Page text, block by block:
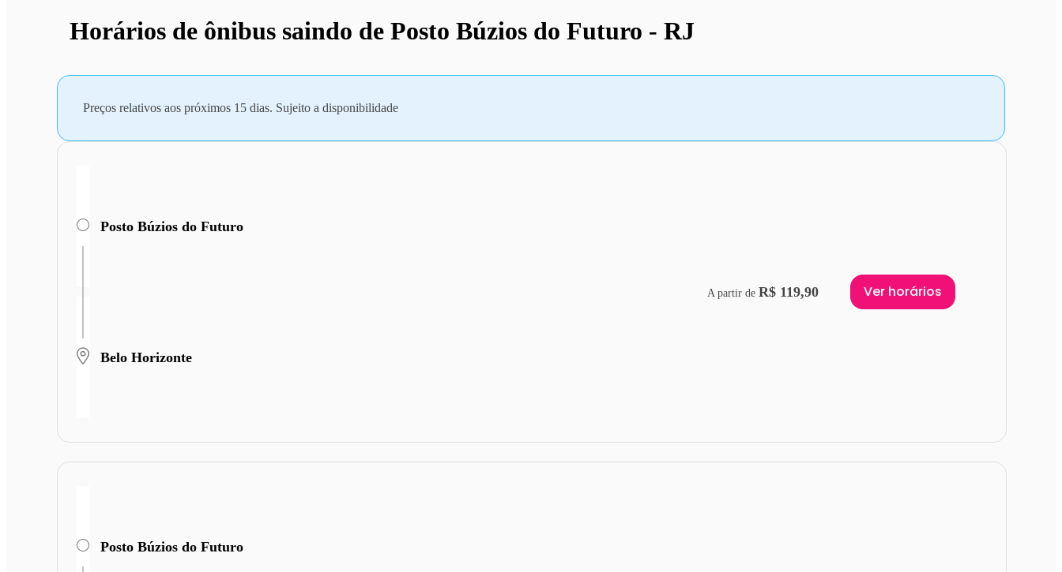
Horários de ônibus saindo de Posto Búzios do Futuro - RJ
Preços relativos aos próximos 15 dias. Sujeito a disponibilidade
Posto Búzios do Futuro
Belo Horizonte
A partir de R$ 119,90 Ver horários
Posto Búzios do Futuro